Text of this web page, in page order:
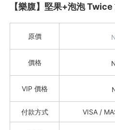
美式賣場
愛甜點
火腿．起司．歐陸食材
水餃 / 麵食 / 湯圓 / 包子
滷味 / 香腸 / 下酒菜
喝湯吃火鍋
【樂腹】堅果+泡泡
原價
價格
VIP 價格
付款方式 VISA /